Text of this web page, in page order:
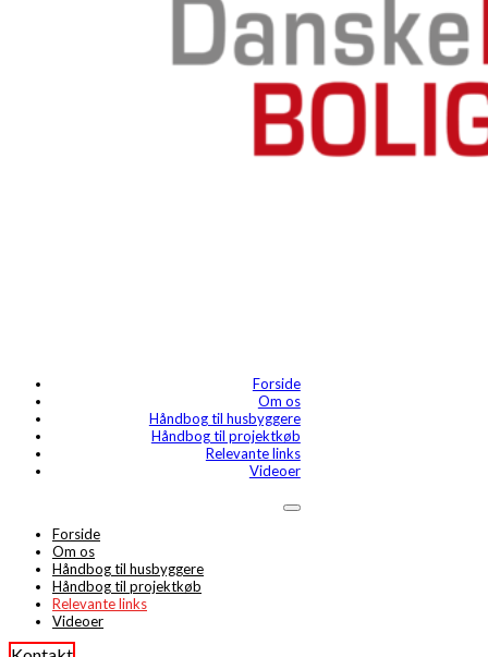
Forside
Om os
Håndbog til husbyggere
Håndbog til projektkøb
Relevante links
Videoer
Forside
Om os
Håndbog til husbyggere
Håndbog til projektkøb
Relevante links
Videoer